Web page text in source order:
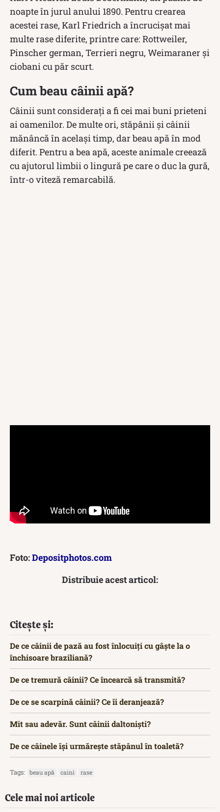
noapte în jurul anului 1890. Pentru crearea
acestei rase, Karl Friedrich a încrucișat mai
multe rase diferite, printre care: Rottweiler,
Pinscher german, Terrieri negru, Weimaraner și
ciobani cu păr scurt.
Cum beau câinii apă?
Câinii sunt considerați a fi cei mai buni prieteni
ai oamenilor. De multe ori, stăpânii și câinii
mănâncă în același timp, dar beau apă în mod
diferit. Pentru a bea apă, aceste animale creează
cu ajutorul limbii o lingură pe care o duc la gură,
într-o viteză remarcabilă.
Foto:Depositphotos.com
Distribuie acest articol:
Citește și:
De ce câinii de pază au fost înlocuiți cu gâște la o
închisoare braziliană?
De ce tremură câinii? Ce încearcă să transmită?
De ce se scarpină câinii? Ce îi deranjează?
Mit sau adevăr. Sunt câinii daltoniști?
De ce câinele își urmărește stăpânul în toaletă?
Tags: beau apă caini rase
Cele mai noi articole